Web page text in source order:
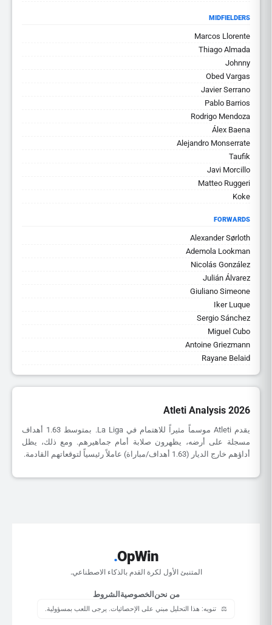
MIDFIELDERS
Marcos Llorente
Thiago Almada
Johnny
Obed Vargas
Javier Serrano
Pablo Barrios
Rodrigo Mendoza
Álex Baena
Alejandro Monserrate
Taufik
Javi Morcillo
Matteo Ruggeri
Koke
FORWARDS
Alexander Sørloth
Ademola Lookman
Nicolás González
Julián Álvarez
Giuliano Simeone
Iker Luque
Sergio Sánchez
Miguel Cubo
Antoine Griezmann
Rayane Belaid
Atleti Analysis 2026
يقدم Atleti موسماً مثيراً للاهتمام في La Liga. بمتوسط 1.63 أهداف
مسجلة على أرضه، يظهرون صلابة أمام جماهيرهم. ومع ذلك، يظل
أداؤهم خارج الديار (1.63 أهداف/مباراة) عاملاً رئيسياً لتوقعاتهم القادمة.
OpWin
.
المتنبئ الأول لكرة القدم بالذكاء الاصطناعي.
من نحن الخصوصية الشروط
⚖️ تنويه: هذا التحليل مبني على الإحصائيات. يرجى اللعب بمسؤولية.